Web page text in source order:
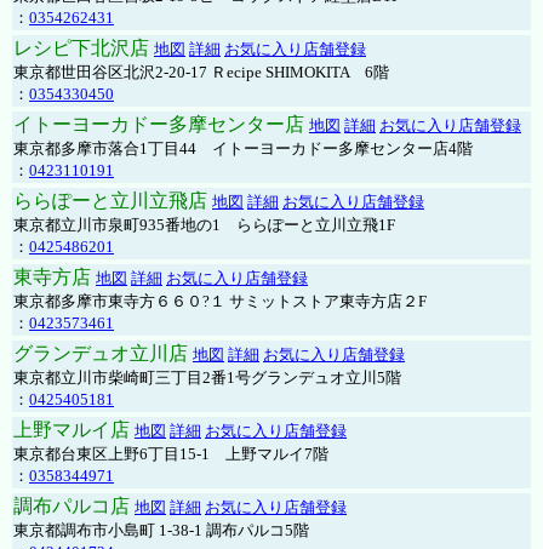
： 0354262431
レシピ下北沢店 地図 詳細 お気に入り店舗登録
東京都世田谷区北沢2-20-17 Ｒecipe SHIMOKITA 6階
： 0354330450
イトーヨーカドー多摩センター店 地図 詳細 お気に入り店舗登録
東京都多摩市落合1丁目44 イトーヨーカドー多摩センター店4階
： 0423110191
ららぽーと立川立飛店 地図 詳細 お気に入り店舗登録
東京都立川市泉町935番地の1 ららぽーと立川立飛1F
： 0425486201
東寺方店 地図 詳細 お気に入り店舗登録
東京都多摩市東寺方６６０?１ サミットストア東寺方店２F
： 0423573461
グランデュオ立川店 地図 詳細 お気に入り店舗登録
東京都立川市柴崎町三丁目2番1号グランデュオ立川5階
： 0425405181
上野マルイ店 地図 詳細 お気に入り店舗登録
東京都台東区上野6丁目15-1 上野マルイ7階
： 0358344971
調布パルコ店 地図 詳細 お気に入り店舗登録
東京都調布市小島町 1-38-1 調布パルコ5階